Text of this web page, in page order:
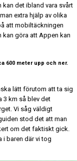
kan det ibland vara svårt
extra hjälp av olika
att mobiltäckningen
göra att Appen kan
600 meter upp och ner.
lätt förutom att ta sig
3 km så blev det
Vi såg väldigt
stod det att man
om det faktiskt gick.
i baren där vi tog